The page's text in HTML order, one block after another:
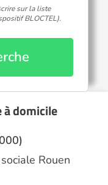
sur la liste
BLOCTEL).
à domicile
Rouen